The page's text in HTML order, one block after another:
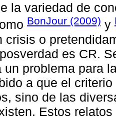
la variedad de
BonJour (2009) y
crisis o
es CR.
un problema para
a que el
sino de las
Estos